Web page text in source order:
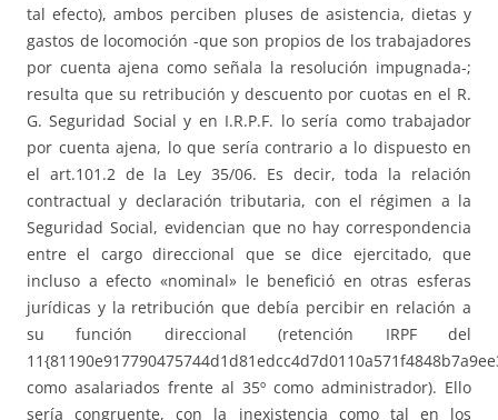
tal efecto), ambos perciben pluses de asistencia, dietas y
gastos de locomoción -que son propios de los trabajadores
por cuenta ajena como señala la resolución impugnada-;
resulta que su retribución y descuento por cuotas en el R.
G. Seguridad Social y en I.R.P.F. lo sería como trabajador
por cuenta ajena, lo que sería contrario a lo dispuesto en
el art.101.2 de la Ley 35/06. Es decir, toda la relación
contractual y declaración tributaria, con el régimen a la
Seguridad Social, evidencian que no hay correspondencia
entre el cargo direccional que se dice ejercitado, que
incluso a efecto «nominal» le benefició en otras esferas
jurídicas y la retribución que debía percibir en relación a
su función direccional (retención IRPF del
como asalariados frente al 35º como administrador). Ello
sería congruente, con la inexistencia como tal en los